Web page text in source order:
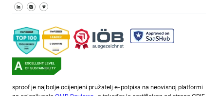
Pratite nas na Facebooku
Pratite nas na X
Pratite nas na LinkedInu
sproof je najbolje ocijenjeni pružatelj e-potpisa na neovisnoj platformi